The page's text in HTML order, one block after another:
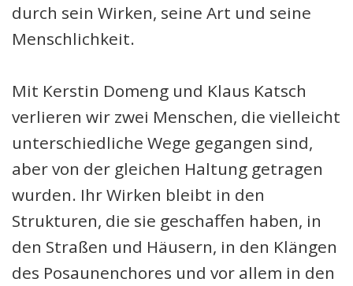
durch sein Wirken, seine Art und seine
Menschlichkeit.
Mit Kerstin Domeng und Klaus Katsch
verlieren wir zwei Menschen, die vielleicht
unterschiedliche Wege gegangen sind,
aber von der gleichen Haltung getragen
wurden. Ihr Wirken bleibt in den
Strukturen, die sie geschaffen haben, in
den Straßen und Häusern, in den Klängen
des Posaunenchores und vor allem in den